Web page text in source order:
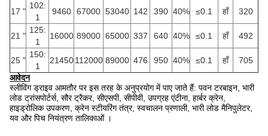
17 "
102:
1
9460 67000 53040 142 390 40% ≤0.1 हाँ 320
21 "
125:
1
16000 89000 65000 337 640 40% ≤0.1 हाँ 492
25 "
150:
1
21450 112000 89000 476 950 40% ≤0.1 हाँ
705
आवेदन
स्लीविंग ड्राइव आमतौर पर इस तरह के अनुप्रयोग में पाए जाते हैं: पवन टरबाइन, भारी
लोड ट्रांसपोर्टर्स, सौर ट्रैकर, सीएसपी, सीपीवी, उपग्रह एंटीना, हार्बर क्रेन,
हाइड्रोलिक उपकरण, क्रेन स्टीयरिंग तंत्र, स्वचालन प्रणाली, भारी लोड मैनिपुलेटर,
यव और पिच नियंत्रण तालिकाओं।